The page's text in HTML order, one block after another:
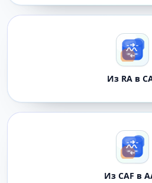
Из RA в
Из CAF в